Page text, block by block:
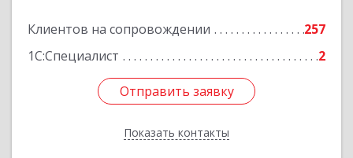
Клиентов на сопровождении
257
1С:Специалист
2
Отправить заявку
Показать контакты
Отправить заявку
Назад